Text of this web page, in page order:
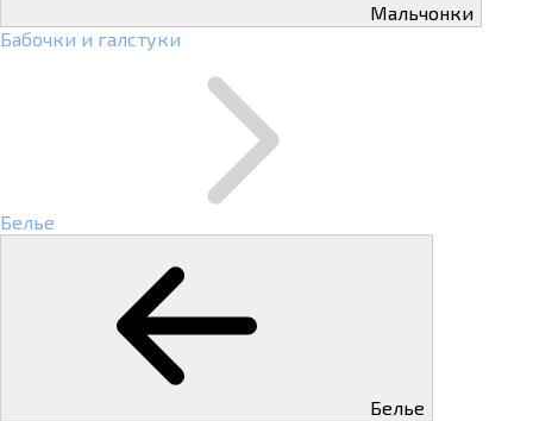
Мальчонки
Бабочки и галстуки
Белье
Белье